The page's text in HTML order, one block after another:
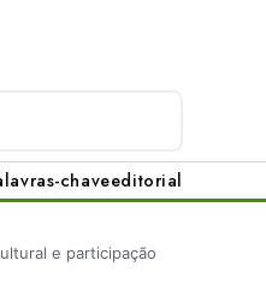
chaveeditorial
e participação